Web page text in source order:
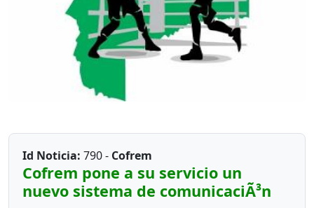
Id Noticia: 790 - Cofrem
Cofrem pone a su servicio un
nuevo sistema de comunicaciÃ³n